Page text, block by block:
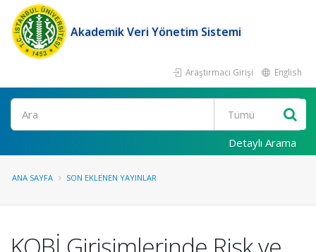
Akademik Veri Yönetim Sistemi
Araştırmacı Girişi English
Ara
Detaylı Arama
ANA SAYFA SON EKLENEN YAYINLAR